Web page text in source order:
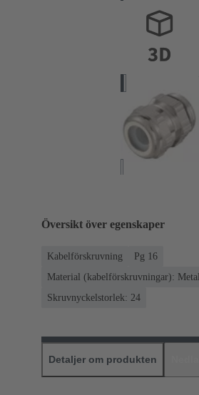
Översikt över egenskaper
Kabelförskruvning
Pg 16
Material (kabelförskruvningar): Metall
Skruvnyckelstorlek: 24
Detaljer om produkten